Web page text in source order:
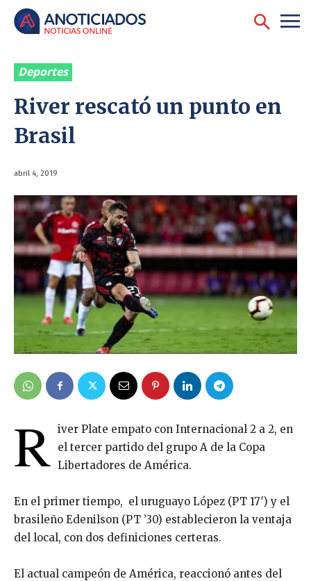
Deportes
River rescató un punto en
Brasil
abril 4, 2019
R iver Plate empato con Internacional 2 a 2, en
el tercer partido del grupo A de la Copa
Libertadores de América.
En el primer tiempo, el uruguayo López (PT 17′) y el
brasileño Edenilson (PT ’30) establecieron la ventaja
del local, con dos definiciones certeras.
El actual campeón de América, reaccionó antes del